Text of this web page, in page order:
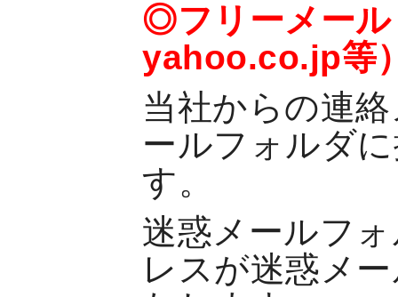
◎フリーメール
yahoo.co.jp等
当社からの連
ールフォルダ
す。
迷惑メールフ
レスが迷惑メ